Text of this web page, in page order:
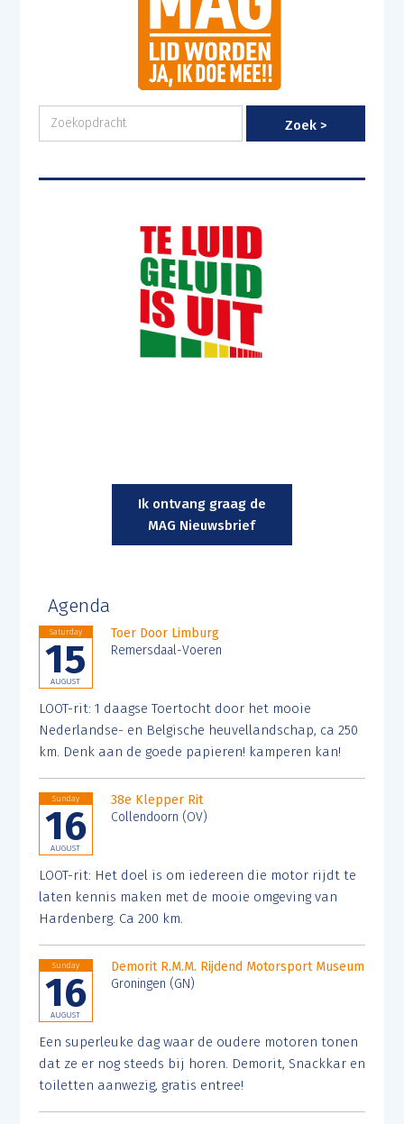
Ik ontvang graag de
MAG Nieuwsbrief
Agenda
Saturday
15
AUGUST
Toer Door Limburg
Remersdaal-Voeren
LOOT-rit: 1 daagse Toertocht door het mooie
Nederlandse- en Belgische heuvellandschap, ca 250
km. Denk aan de goede papieren! kamperen kan!
Sunday
16
AUGUST
38e Klepper Rit
Collendoorn (OV)
LOOT-rit: Het doel is om iedereen die motor rijdt te
laten kennis maken met de mooie omgeving van
Hardenberg. Ca 200 km.
Sunday
16
AUGUST
Demorit R.M.M. Rijdend Motorsport Museum
Groningen (GN)
Een superleuke dag waar de oudere motoren tonen
dat ze er nog steeds bij horen. Demorit, Snackkar en
toiletten aanwezig, gratis entree!